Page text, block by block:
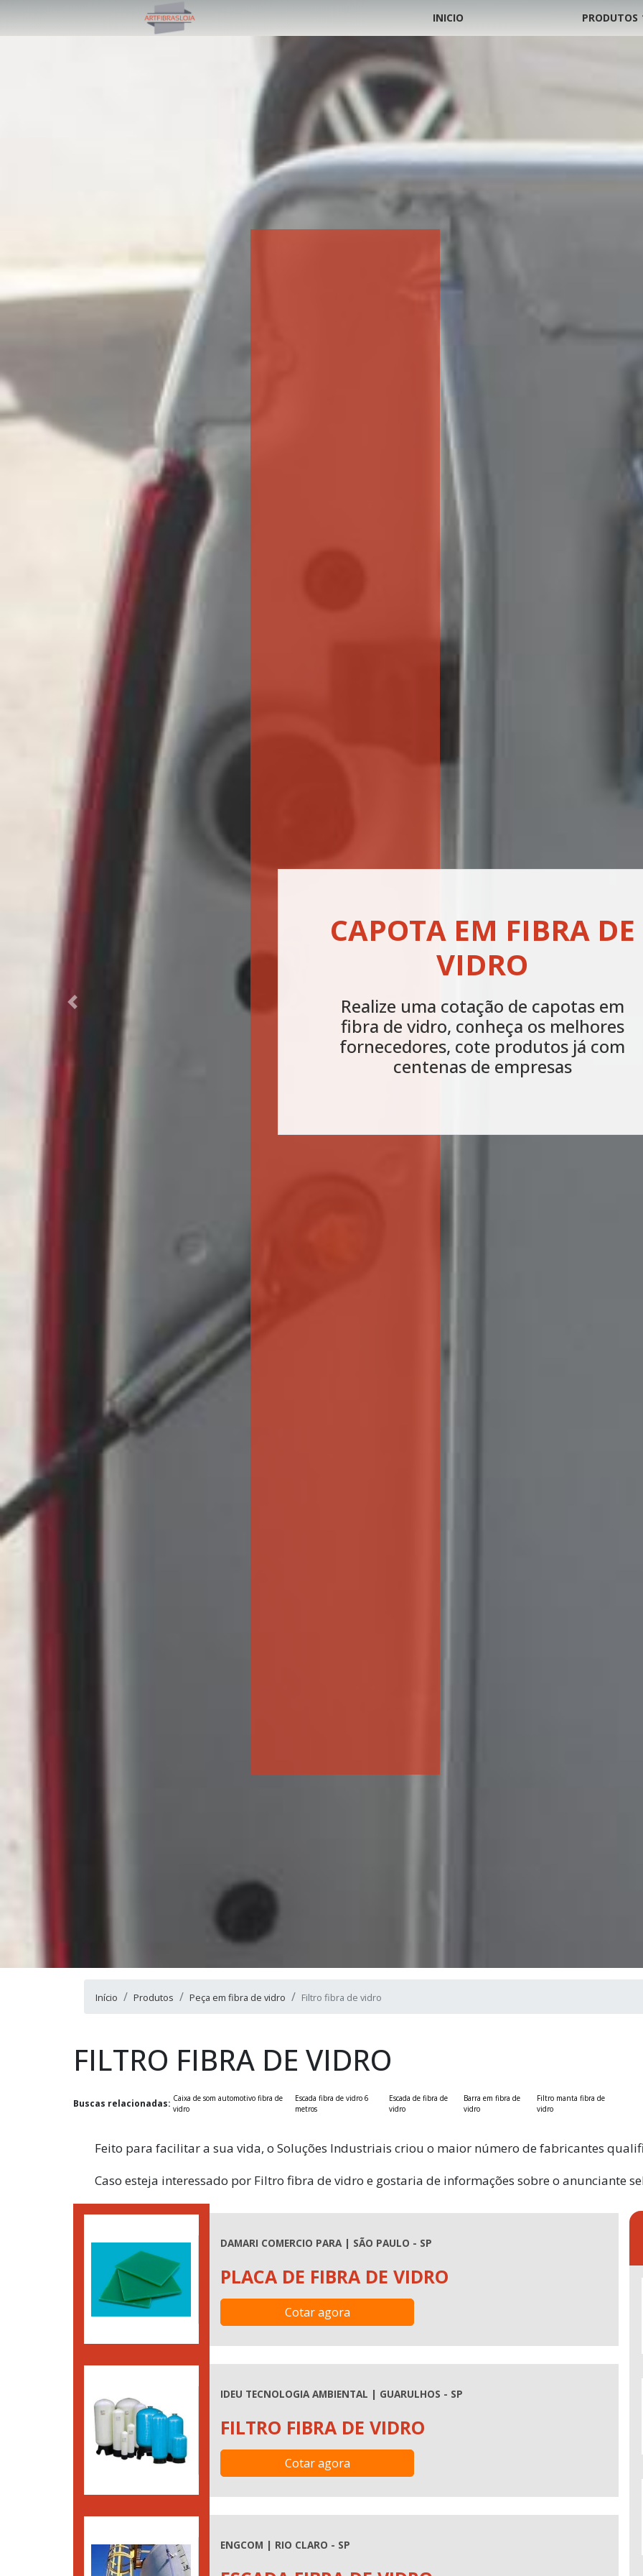
INICIO PRODUTOS
CAPOTA EM FIBRA DE
VIDRO
Realize uma cotação de capotas em
fibra de vidro, conheça os melhores
fornecedores, cote produtos já com
centenas de empresas
Previous
Início Produtos Peça em fibra de vidro Filtro fibra de vidro
FILTRO FIBRA DE VIDRO
Buscas relacionadas: Caixa de som automotivo fibra de
vidro
Escada fibra de vidro 6
metros
Escada de fibra de
vidro
Barra em fibra de
vidro
Filtro manta fibra de
vidro
Feito para facilitar a sua vida, o Soluções Industriais criou o maior número de fabricantes
Caso esteja interessado por Filtro fibra de vidro e gostaria de informações sobre o anunciante
DAMARI COMERCIO PARA | SÃO PAULO - SP
PLACA DE FIBRA DE VIDRO
Cotar agora
IDEU TECNOLOGIA AMBIENTAL | GUARULHOS - SP
FILTRO FIBRA DE VIDRO
Cotar agora
ENGCOM | RIO CLARO - SP